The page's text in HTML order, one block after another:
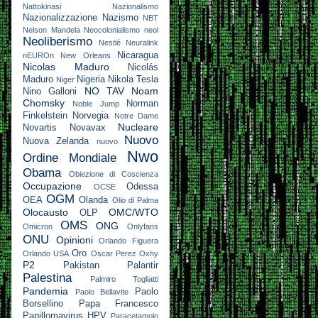
Nattokinasi Nazionalismo
Nazionalizzazione Nazismo
NBT
Nelson Mandela Neocolonialismo neol
Neoliberismo Nestlé
Neuralink
nEUROn
New Orleans Nicaragua
Nicolas Maduro
Nicolás
Maduro Niger Nigeria Nikola Tesla
Nino Galloni
NO TAV
Noam
Chomsky
Noble Jump
Norman
Finkelstein
Norvegia Notre Dame
Novartis Novavax Nucleare
Nuova Zelanda nuovo
Nuovo
Ordine Mondiale
Nwo
Obama Obiezione di Coscienza
Occupazione OCSE
Odessa
OEA OGM Olanda Olio di Palma
Olocausto OLP OMC/WTO
Omicron OMS ONG Onlyfans
ONU Opinioni
Orlando Figuera
Orlando USA Oro Oscar Perez Oxhy
P2 Pakistan Palantir
Palestina Palmiro Togliatti
Pandemia Paolo Bellavite
Paolo
Borsellino
Papa Francesco
Papillomavirus HPV Paracetamolo